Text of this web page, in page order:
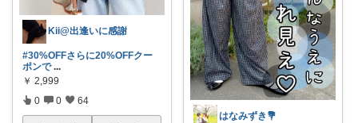
Kii@出逢いに感謝
#30%OFFさらに20%OFFクー
ポンで ...
￥ 2,999
0 0 64
はなみずき💐